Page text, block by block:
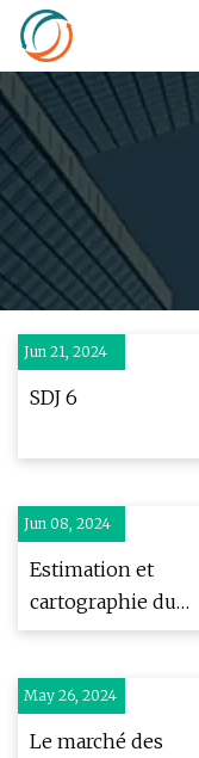
Jun 21, 2024
SDJ 6
Jun 08, 2024
Estimation et
cartographie du
contenu de la
l'imagerie
hyperspectrale
May 26, 2024
Le marché des